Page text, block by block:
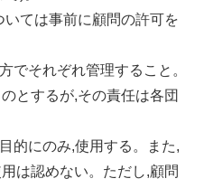
ては事前に顧問の許可を
でそれぞれ管理すること。
とするが,その責任は各団
的にのみ,使用する。また,
は認めない。ただし,顧問